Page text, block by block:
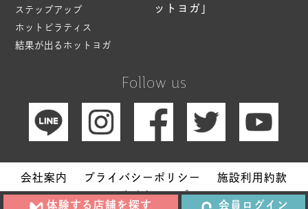
Follow us
ステップアップ
ホットピラティス
結果が出るホットヨガ
ットヨガ」
会社案内 プライバシーポリシー
施設利用約款
サイトマップ
体験する店舗を探す 会員ログイン